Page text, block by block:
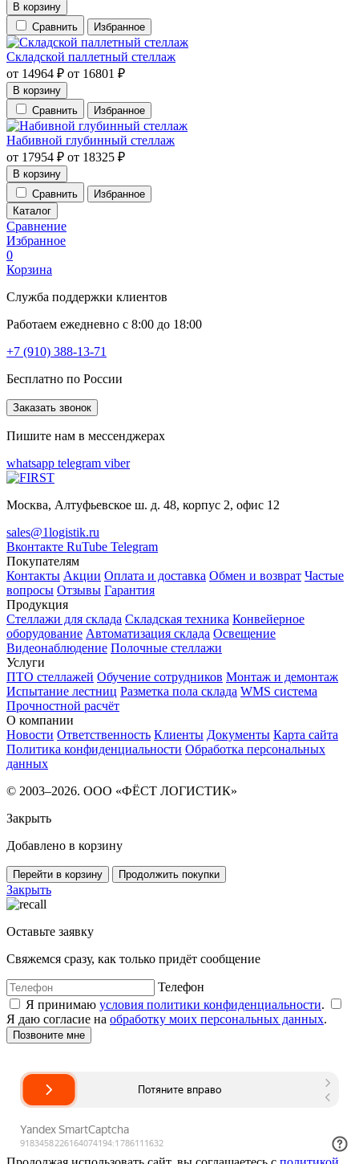
В корзину
Сравнить
Избранное
Складской паллетный стеллаж
от 14964 ₽ от 16801 ₽
В корзину
Сравнить
Избранное
Набивной глубинный стеллаж
от 17954 ₽ от 18325 ₽
В корзину
Сравнить
Избранное
Каталог
Сравнение
Избранное
0
Корзина
Служба поддержки клиентов
Работаем ежедневно с 8:00 до 18:00
+7 (910) 388-13-71
Бесплатно по России
Заказать звонок
Пишите нам в мессенджерах
whatsapp telegram viber
Москва, Алтуфьевское ш. д. 48, корпус 2, офис 12
sales@1logistik.ru
Вконтакте RuTube Telegram
Покупателям
Контакты Акции Оплата и доставка Обмен и возврат Частые
вопросы Отзывы Гарантия
Продукция
Стеллажи для склада Складская техника Конвейерное
оборудование Автоматизация склада Освещение
Видеонаблюдение Полочные стеллажи
Услуги
ПТО стеллажей Обучение сотрудников Монтаж и демонтаж
Испытание лестниц Разметка пола склада WMS система
Прочностной расчёт
О компании
Новости Ответственность Клиенты Документы Карта сайта
Политика конфиденциальности Обработка персональных
данных
© 2003–2026. ООО «ФЁСТ ЛОГИСТИК»
Закрыть
Добавлено в корзину
Перейти в корзину Продолжить покупки
Закрыть
Оставьте заявку
Свяжемся сразу, как только придёт сообщение
Телефон
Я принимаю условия политики конфиденциальности.
Я даю согласие на обработку моих персональных данных.